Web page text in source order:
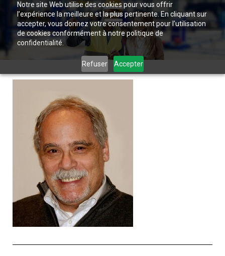
Notre site Web utilise des cookies pour vous offrir
l’expérience la meilleure et la plus pertinente. En cliquant sur
accepter, vous donnez votre consentement pour l’utilisation
de cookies conformément à notre politique de
confidentialité.
Refuser Accepter